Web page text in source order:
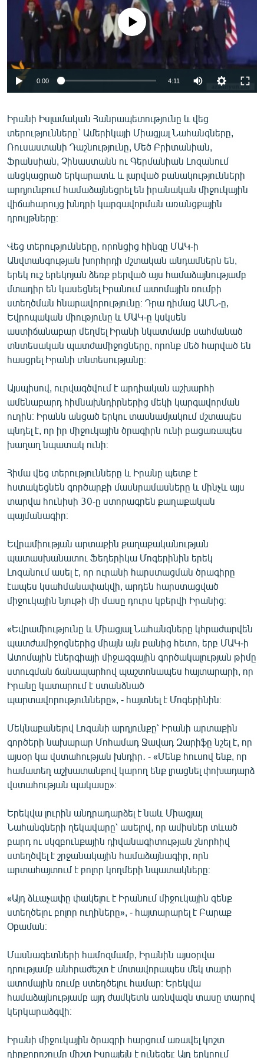
ՄԻՋԱԶԳԱՅԻՆ
ՄՇԱԿՈՒՅԹ
ՍՊՈՐՏ
ՄԵԿՆԱԲԱՆՈՒԹՅՈՒՆ
ՏՏ ԵՒ ԻՆՏԵՐՆԵՏ
ԿՈՐՈՆԱՎԻՐՈՒՍ
ԱՐԽԻՎ
ՏԵՍԱՆՅՈՒԹԵՐ
ԲԱՆԱՎԵՃ
ՁԳՏԵԼՈՎ ԼԱՎԱԳՈՒՅՆԻՆ
ՓՈԴՔԱՍԹ
Հայերեն
English
Русский
ՀԵՏԵՎԵՔ ՄԵԶ
«Ազատության» բոլոր կայքերը
No media source currently available
0:00 4:11
Իրանի Իսլամական Հանրապետությունը և վեց
տերությունները` Ամերիկայի Միացյալ Նահանգները,
Ռուսաստանի Դաշնությունը, Մեծ Բրիտանիան,
Ֆրանսիան, Չինաստանն ու Գերմանիան Լոզանում
անցկացրած երկարատև և լարված բանակությունների
արդյունքում համաձայնեցրել են իրանական միջուկային
վիճահարույց խնդրի կարգավորման առանցքային
դրույթները։
Վեց տերությունները, որոնցից հինգը ՄԱԿ-ի
Անվտանգության խորհրդի մշտական անդամներն են,
երեկ ուշ երեկոյան ձեռք բերված այս համաձայնությամբ
մտադիր են կասեցնել Իրանում ատոմային ռումբի
ստեղծման հնարավորությունը։ Դրա դիմաց ԱՄՆ-ը,
Եվրոպական միությունը և ՄԱԿ-ը կսկսեն
աստիճանաբար մեղմել Իրանի նկատմամբ սահմանած
տնտեսական պատժամիջոցները, որոնք մեծ հարված են
հասցրել Իրանի տնտեսությանը։
Այսպիսով, ուրվագծվում է արդիական աշխարհի
ամենաբարդ հիմնախնդիրներից մեկի կարգավորման
ուղին։ Իրանն անցած երկու տասնամյակում մշտապես
պնդել է, որ իր միջուկային ծրագիրն ունի բացառապես
խաղաղ նպատակ ունի։
Հիմա վեց տերությունները և Իրանը պետք է
հստակեցնեն գործարքի մասնրամասները և մինչև այս
տարվա հունիսի 30-ը ստորագրեն քաղաքական
պայմանագիր։
Եվրամիության արտաքին քաղաքականության
պատասխանատու Ֆեդերիկա Մոգերինին երեկ
Լոզանում ասել է, որ ուրանի հարստացման ծրագիրը
էապես կսահմանափակվի, արդեն հարստացված
միջուկային նյութի մի մասը դուրս կբերվի Իրանից։
«Եվրամիությունը և Միացյալ Նահանգները կհրաժարվեն
պատժամիջոցներից միայն այն բանից հետո, երբ ՄԱԿ-ի
Ատոմային էներգիայի միջազգային գործակալության թիմը
ստուգման ճանապարհով պաշտոնապես հայտարարի, որ
Իրանը կատարում է ստանձնած
պարտավորությունները», - հայտնել է Մոգերինին։
Մեկնաբանելով Լոզանի արդյունքը՝ Իրանի արտաքին
գործերի նախարար Մոհամադ Ջավադ Զարիֆը նշել է, որ
այսօր կա վստահության խնդիր․ - «Մենք հուսով ենք, որ
համատեղ աշխատանքով կարող ենք լրացնել փոխադարձ
վստահության պակասը»։
Երեկվա լուրին անդրադարձել է նաև Միացյալ
Նահանգների ղեկավարը՝ ասելով, որ ամիսներ տևած
բարդ ու սկզբունքային դիվանագիտության շնորհիվ
ստեղծվել է շրջանակային համաձայնագիր, որն
արտահայտում է բոլոր կողմերի նպատակները։
«Այդ ձևաչափը փակելու է Իրանում միջուկային զենք
ստեղծելու բոլոր ուղիները», - հայտարարել է Բարաք
Օբաման։
Մասնագետների համոզմամբ, Իրանին այսօրվա
դրությամբ անհրաժեշտ է մոտավորապես մեկ տարի
ատոմային ռումբ ստեղծելու համար։ Երեկվա
համաձայնությամբ այդ ժամկետն առնվազն տասը տարով
կերկարաձգվի։
Իրանի միջուկային ծրագրի հարցում առավել կոշտ
դիրքորոշումը միշտ Իսրայելն է ունեցել։ Այդ երկրում